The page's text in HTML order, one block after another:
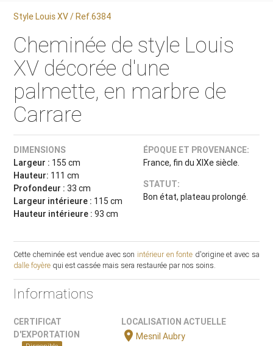
Style Louis XV / Ref.6384
Cheminée de style Louis
XV décorée d'une
palmette, en marbre de
Carrare
DIMENSIONS
Largeur : 155 cm
Hauteur: 111 cm
Profondeur : 33 cm
Largeur intérieure : 115 cm
Hauteur intérieure :93 cm
ÉPOQUE ET PROVENANCE:
France, fin du XIXe siècle.
STATUT:
Bon état, plateau prolongé.
Cette cheminée est vendue avec son intérieur en fonte d'origine et avec sa
dalle foyère qui est cassée mais sera restaurée par nos soins.
Informations
CERTIFICAT
D'EXPORTATION
LOCALISATION ACTUELLE
location_onMesnil Aubry